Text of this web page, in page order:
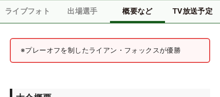
ライブフォト 出場選手 概要など TV放送予定
※プレーオフを制したライアン・フォックスが優勝